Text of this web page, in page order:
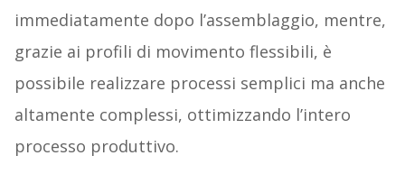
immediatamente dopo l’assemblaggio, mentre,
grazie ai profili di movimento flessibili, è
possibile realizzare processi semplici ma anche
altamente complessi, ottimizzando l’intero
processo produttivo.